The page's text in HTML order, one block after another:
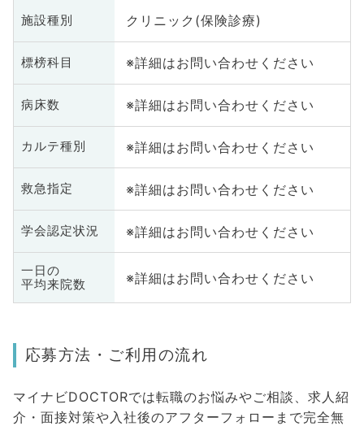
施設種別 クリニック(保険診療)
標榜科目 ※詳細はお問い合わせください
病床数 ※詳細はお問い合わせください
カルテ種別 ※詳細はお問い合わせください
救急指定 ※詳細はお問い合わせください
学会認定状況 ※詳細はお問い合わせください
一日の
平均来院数
※詳細はお問い合わせください
応募方法・ご利用の流れ
マイナビDOCTORでは転職のお悩みやご相談、求人紹
介・面接対策や入社後のアフターフォローまで完全無